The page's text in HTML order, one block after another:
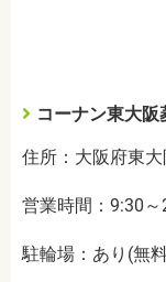
コーナン東大阪
住所：大阪府東
営業時間：9:30
駐輪場：あり(無